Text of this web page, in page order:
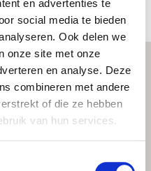
en advertenties te
social media te bieden
Ook delen we
onze site met onze
en analyse. Deze
combineren met andere
of die ze hebben
van hun services.